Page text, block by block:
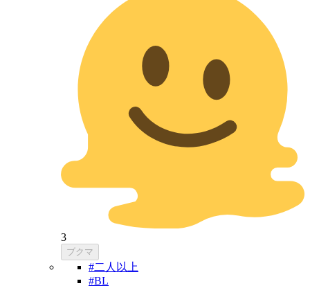
3
ブクマ
#二人以上
#BL